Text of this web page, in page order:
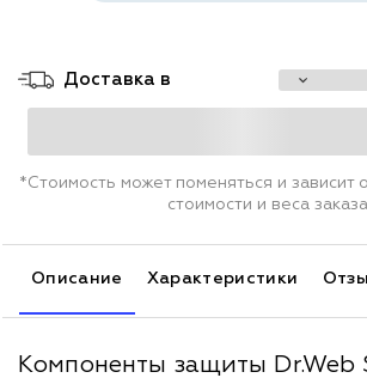
Доставка в
*Стоимость может поменяться и зависит
стоимости и веса заказа
Описание Характеристики
Компоненты защиты Dr.Web